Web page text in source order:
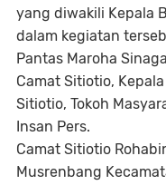
yang diwakili Kepala
dalam kegiatan
Pantas Maroha
Camat Sitiotio,
Sitiotio, Tokoh
Insan Pers.
Camat Sitiotio
Musrenbang